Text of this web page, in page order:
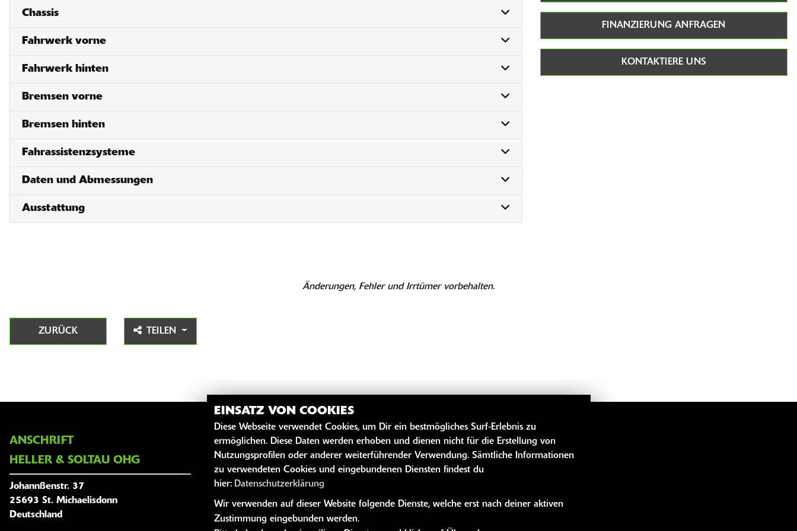
Chassis
Fahrwerk vorne
Fahrwerk hinten
Bremsen vorne
Bremsen hinten
Fahrassistenzsysteme
Daten und Abmessungen
Ausstattung
FINANZIERUNG ANFRAGEN
KONTAKTIERE UNS
Änderungen, Fehler und Irrtümer vorbehalten.
ZURÜCK TEILEN
ANSCHRIFT
HELLER & SOLTAU OHG
Johannßenstr. 37
25693 St. Michaelisdonn
Deutschland
ÖFFNUNGSZEITEN WEITERE LINKS
EINSATZ VON COOKIES
Diese Webseite verwendet Cookies, um Dir ein bestmögliches Surf-Erlebnis zu
ermöglichen. Diese Daten werden erhoben und dienen nicht für die Erstellung von
Nutzungsprofilen oder anderer weiterführender Verwendung. Sämtliche Informationen
zu verwendeten Cookies und eingebundenen Diensten findest du
hier: Datenschutzerklärung
Wir verwenden auf dieser Website folgende Dienste, welche erst nach deiner aktiven
Zustimmung eingebunden werden.